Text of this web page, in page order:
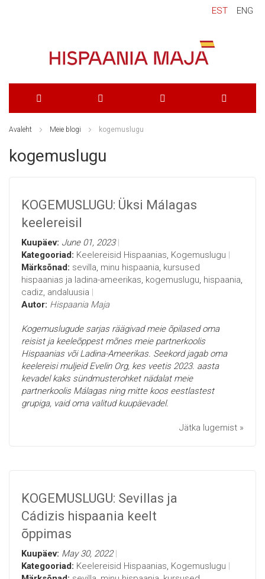
EST ENG
Content
Avaleht Meie blogi kogemuslugu
kogemuslugu
KOGEMUSLUGU: Üksi Málagas
keelereisil
Kuupäev: June 01, 2023
Kategooriad: Keelereisid Hispaanias, Kogemuslugu
Märksõnad: sevilla, minu hispaania, kursused
hispaanias ja ladina-ameerikas, kogemuslugu, hispaania,
cadiz, andaluusia
Autor: Hispaania Maja
Kogemuslugude sarjas räägivad meie õpilased oma
reisist ja keeleõppest mõnes meie partnerkoolis
Hispaanias või Ladina-Ameerikas. Seekord jagab oma
keelereisi muljeid Evelin Org, kes veetis 2023. aasta
kevadel kaks sündmusterohket nädalat meie
partnerkoolis Málagas ning mitte koos eestlastest
grupiga, vaid oma valitud kuupäevadel.
Jätka lugemist »
KOGEMUSLUGU: Sevillas ja
Cádizis hispaania keelt
õppimas
Kuupäev: May 30, 2022
Kategooriad: Keelereisid Hispaanias, Kogemuslugu